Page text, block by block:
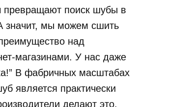
превращают поиск шубы в
значит, мы можем сшить
над
магазинами. У нас даже
В фабричных масштабах
является практически
делают это.